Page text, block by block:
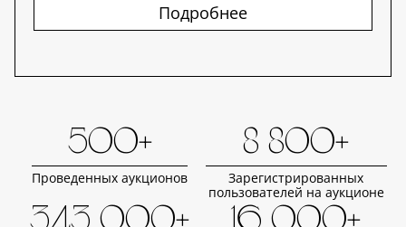
Подробнее
500+
Проведенных аукционов
8 800+
Зарегистрированных
пользователей на аукционе